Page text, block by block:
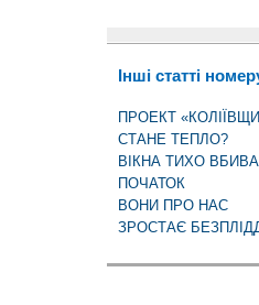
Інші статті
ПРОЕКТ
СТАНЕ ТЕПЛО?
ВІКНА ТИХО
ПОЧАТОК
ВОНИ ПРО НАС
ЗРОСТАЄ